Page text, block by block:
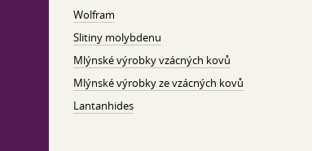
Wolfram
Slitiny molybdenu
Mlýnské výrobky vzácných kovů
Mlýnské výrobky ze vzácných kovů
Lantanhides